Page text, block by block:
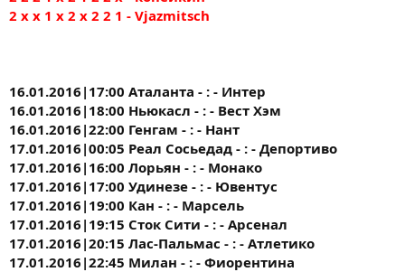
2 х х 1 х 2 х 2 2 1 - Vjazmitsch
16.01.2016|17:00 Аталанта - : - Интер
16.01.2016|18:00 Ньюкасл - : - Вест Хэм
16.01.2016|22:00 Генгам - : - Нант
17.01.2016|00:05 Реал Сосьедад - : - Депортиво
17.01.2016|16:00 Лорьян - : - Монако
17.01.2016|17:00 Удинезе - : - Ювентус
17.01.2016|19:00 Кан - : - Марсель
17.01.2016|19:15 Сток Сити - : - Арсенал
17.01.2016|20:15 Лас-Пальмас - : - Атлетико
17.01.2016|22:45 Милан - : - Фиорентина